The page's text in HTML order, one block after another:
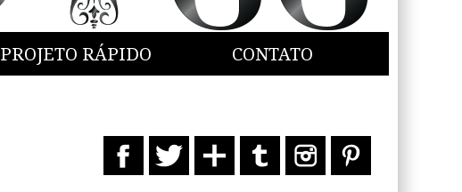
PROJETO RÁPIDO CONTATO